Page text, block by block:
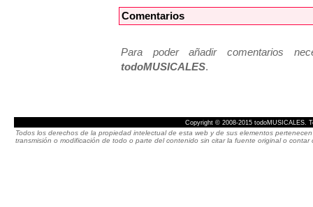
Comentarios
Para poder añadir comentarios
todoMUSICALES.
Copyright © 2008-2015 todoMUSICALES.
Todos los derechos de la propiedad intelectual de esta web y de sus elementos
transmisión o modificación de todo o parte del contenido sin citar la fuente original o